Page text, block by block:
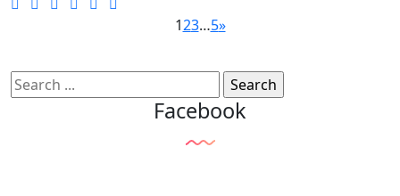
123…5»
Facebook